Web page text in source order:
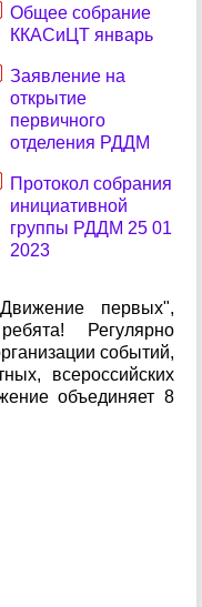
Общее собрание
ККАСиЦТ январь
Заявление на
открытие
первичного
отделения РДДМ
Протокол собрания
инициативной
группы РДДМ 25 01
2023
первых",
Регулярно
событий,
всероссийских
объединяет 8